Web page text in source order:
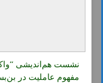
نشست هم‌اندیشی
مفهوم عاملیت در